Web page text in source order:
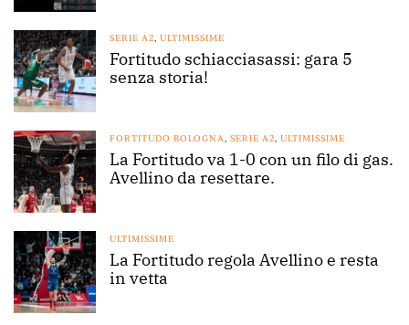
SERIE A2, ULTIMISSIME
Fortitudo schiacciasassi: gara 5
senza storia!
FORTITUDO BOLOGNA, SERIE A2, ULTIMISSIME
La Fortitudo va 1-0 con un filo di gas.
Avellino da resettare.
ULTIMISSIME
La Fortitudo regola Avellino e resta
in vetta